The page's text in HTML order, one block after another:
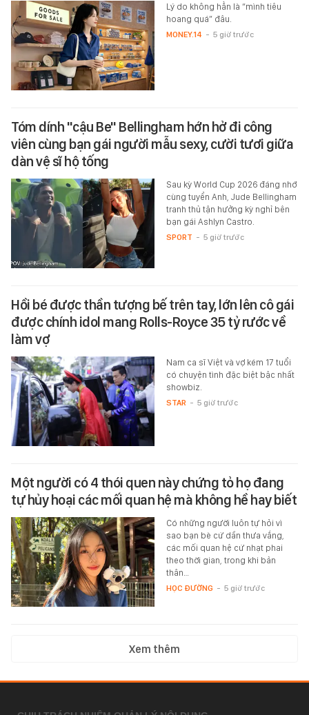
Lý do không hẳn là “mình tiêu
hoang quá” đâu.
MONEY.14 - 5 giờ trước
Tóm dính "cậu Be" Bellingham hớn hở đi công
viên cùng bạn gái người mẫu sexy, cười tươi giữa
dàn vệ sĩ hộ tống
Sau kỳ World Cup 2026 đáng nhớ
cùng tuyển Anh, Jude Bellingham
tranh thủ tận hưởng kỳ nghỉ bên
bạn gái Ashlyn Castro.
SPORT - 5 giờ trước
Hồi bé được thần tượng bế trên tay, lớn lên cô gái
được chính idol mang Rolls-Royce 35 tỷ rước về
làm vợ
Nam ca sĩ Việt và vợ kém 17 tuổi
có chuyện tình đặc biệt bậc nhất
showbiz.
STAR - 5 giờ trước
Một người có 4 thói quen này chứng tỏ họ đang
tự hủy hoại các mối quan hệ mà không hề hay biết
Có những người luôn tự hỏi vì
sao bạn bè cứ dần thưa vắng,
các mối quan hệ cứ nhạt phai
theo thời gian, trong khi bản
thân…
HỌC ĐƯỜNG - 5 giờ trước
Xem thêm